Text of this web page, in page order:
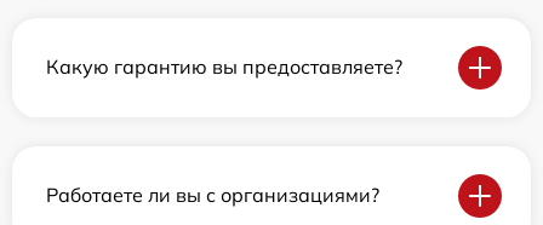
Какую гарантию вы предоставляете?
Работаете ли вы с организациями?